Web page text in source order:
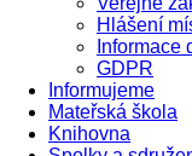
Hlášení
Informace
GDPR
Informujeme
Mateřská škola
Knihovna